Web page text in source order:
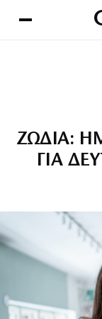
ΖΩΔΙΑ:
ΓΙΑ